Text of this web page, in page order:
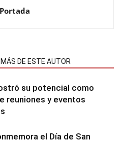
MÁS DE ESTE AUTOR
su potencial como
reuniones y eventos
el Día de San